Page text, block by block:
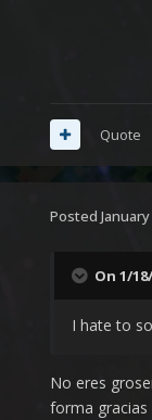
Quote
Posted
On 1/
I hate to
No eres
forma gracias